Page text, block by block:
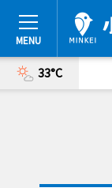
33°C